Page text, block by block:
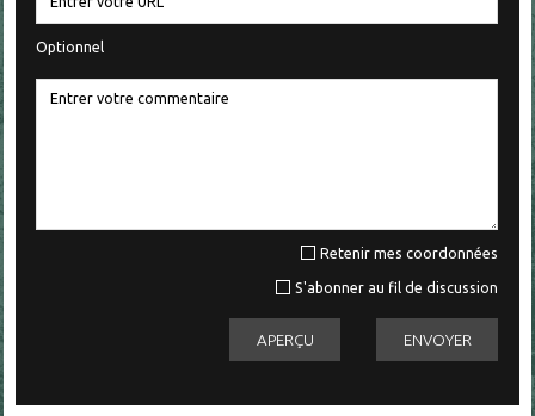
Optionnel
Retenir mes coordonnées
S'abonner au fil de discussion